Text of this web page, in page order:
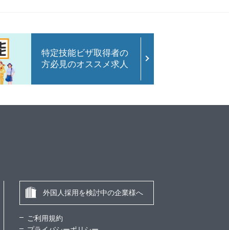
特定技能ビザ取得者の
方必見のオススメ求人
外国人採用を検討中の企業様へ
ご利用規約